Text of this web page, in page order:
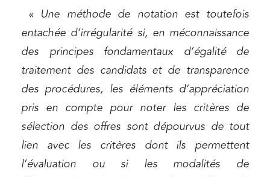
« Une méthode de notation est toutefois
entachée d’irrégularité si, en méconnaissance
des principes fondamentaux d’égalité de
traitement des candidats et de transparence
des procédures, les éléments d’appréciation
pris en compte pour noter les critères de
sélection des offres sont dépourvus de tout
lien avec les critères dont ils permettent
l’évaluation ou si les modalités de